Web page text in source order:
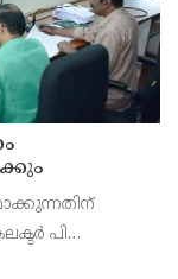
പി